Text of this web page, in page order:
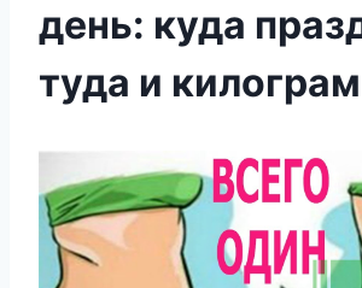
день: куда
туда и